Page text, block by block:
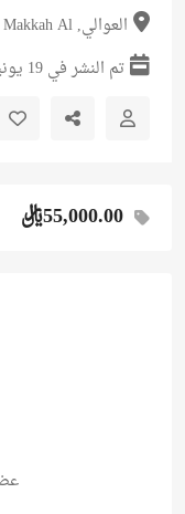
العوالي, Makkah Al ...
تم النشر في 19 يونيو 2024
55,000.00ريال